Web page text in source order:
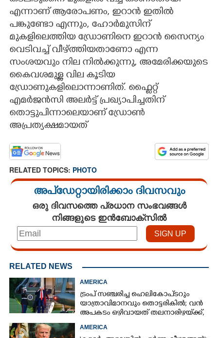
CONTACT US
എന്നാണ് ആരോപണം, ഇറാൻ ഇതിൽ
പങ്കുണ്ടോ എന്നും, ഹോർമുസിന്
മുകളിലെത്തിയ ഡ്രോണിനെ ഇറാൻ സൈന്യം
വെടിവച്ച് വീഴ്ത്തിയതാണോ എന്ന
സംശയവും നില നിൽക്കുന്നു, അമേരിക്കയുടെ
കൈവശമുള്ള വില കൂടിയ
ഡ്രോണുകളിലൊന്നാണിത്. ഫ്ലൈറ്റ്
എമർജൻസി അലർട്ട് പ്രഖ്യാപിച്ചതിന്
തൊട്ടുപിന്നാലെയാണ് ഡ്രോൺ
അപ്രത്യക്ഷമായത്
RELATED TOPICS: PHOTO
അപ്ഡേറ്റായിരിക്കാം ദിവസവും
ഒരു ദിവസത്തെ പ്രധാന സംഭവങ്ങൾ
നിങ്ങളുടെ ഇൻബോക്സിൽ
RELATED NEWS
AMERICA
ട്രംപ് സഞ്ചരിച്ച ഹെലികോപ്‌ടറും
യാത്രാവിമാനവും തൊട്ടരികിൽ; വൻ
അപകടം ഒഴിവായത് തലനാരിഴയ്‌ക്ക്,
അന്വേഷണം
AMERICA